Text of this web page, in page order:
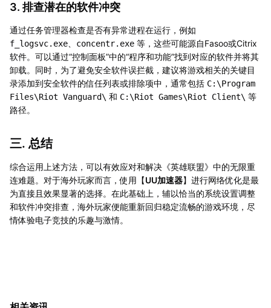
3. 排查潜在的软件冲突
通过任务管理器检查是否有异常进程在运行，例如
f_logsvc.exe concentr.exe 等，这些可能源自Fasoo或Citrix
软件。可以通过“控制面板”中的“程序和功能”找到对应的软件并将其
卸载。同时，为了避免安全软件误拦截，建议将游戏相关的关键目
录添加到安全软件的信任列表或排除项中，通常包括 C:\Program
Files\Riot Vanguard\ 和 C:\Riot Games\Riot Client\ 等
路径。
三. 总结
综合运用上述方法，可以有效应对和解决《英雄联盟》中的无限重
连难题。对于海外玩家而言，使用【UU加速器】进行网络优化是最
为直接且效果显著的选择。在此基础上，辅以恰当的系统设置调整
和软件冲突排查，海外玩家便能重新回归稳定流畅的游戏环境，尽
情体验电子竞技的乐趣与激情。